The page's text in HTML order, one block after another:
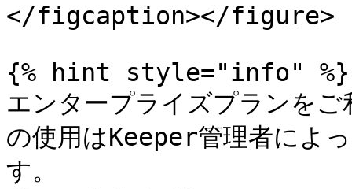
</figcaption></figure>
{% hint style="info" %}
エンタープライズプランを
の使用はKeeper管理者によ
す。